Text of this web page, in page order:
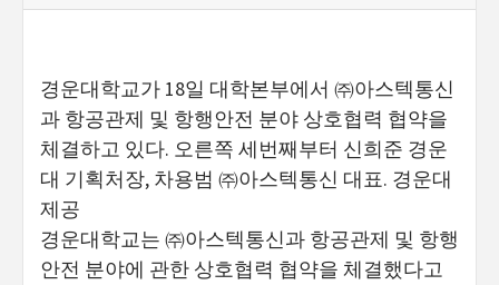
경운대학교가 18일 대학본부에서 ㈜아스텍통신
과 항공관제 및 항행안전 분야 상호협력 협약을
체결하고 있다. 오른쪽 세번째부터 신희준 경운
대 기획처장, 차용범 ㈜아스텍통신 대표. 경운대
제공
경운대학교는 ㈜아스텍통신과 항공관제 및 항행
안전 분야에 관한 상호협력 협약을 체결했다고